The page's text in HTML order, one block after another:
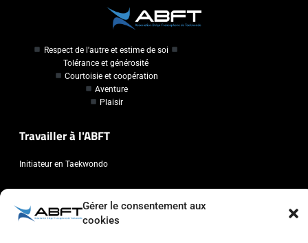
Gérer le consentement aux
cookies
Respect de l'autre et estime de soi
Tolérance et générosité
Courtoisie et coopération
Aventure
Plaisir
Travailler à l'ABFT
Initiateur en Taekwondo
Association Belge Francophone de Taekwondo